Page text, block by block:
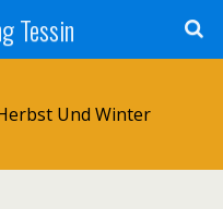
Tessin
Und Winter